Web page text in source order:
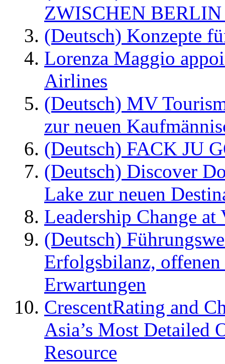
ZWISCHEN
(Deutsch) Konzepte
Lorenza Maggio
Airlines
(Deutsch) MV
zur neuen
(Deutsch) FACK JU
(Deutsch) Discover
Lake zur neuen
Leadership Change
(Deutsch)
Erfolgsbilanz,
Erwartungen
CrescentRating and
Asia’s Most Detailed
Resource